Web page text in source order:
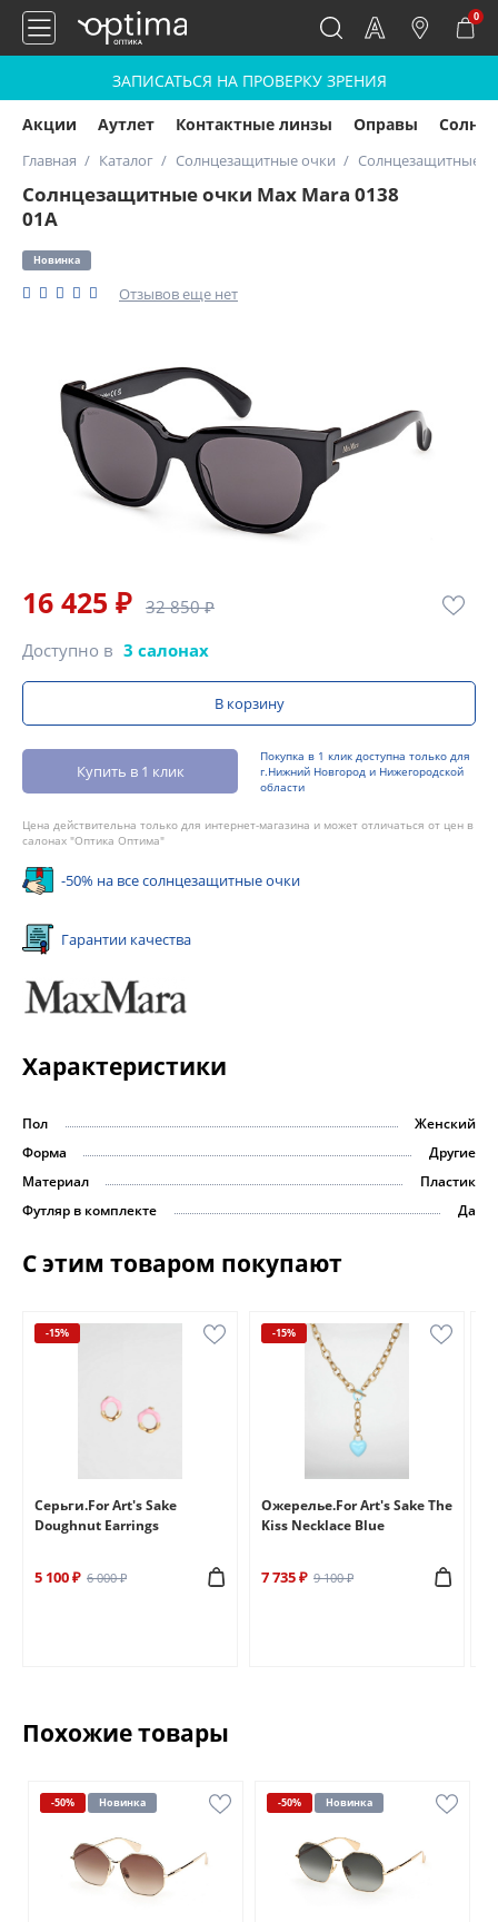
0
ЗАПИСАТЬСЯ НА ПРОВЕРКУ ЗРЕНИЯ
Акции Аутлет Контактные линзы Оправы
Главная Каталог Солнцезащитные очки Солнцезащитные
Солнцезащитные очки Max Mara 0138
01A
Новинка
Отзывов еще нет
16 425 ₽ 32 850 ₽
Доступно в 3 салонах
В корзину
Купить в 1 клик
Покупка в 1 клик доступна только для
г.Нижний Новгород и Нижегородской
области
Цена действительна только для интернет-магазина и может отличаться от цен в
салонах "Оптика Оптима"
-50% на все солнцезащитные очки
Гарантии качества
Характеристики
Пол
Женский
Форма
Другие
Материал
Пластик
Футляр в комплекте
Да
С этим товаром покупают
-15%
Серьги.For Art's Sake
Doughnut Earrings
5 100 ₽ 6 000 ₽
-15%
Ожерелье.For Art's Sake The
Kiss Necklace Blue
7 735 ₽ 9 100 ₽
Похожие товары
-50% Новинка -50% Новинка